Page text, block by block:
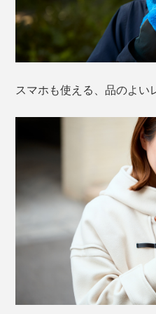
スマホも使える、品のよい